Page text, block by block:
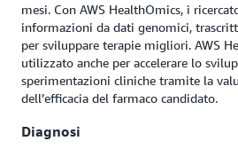
mesi. Con AWS HealthOmics, i
informazioni da dati genomici,
per sviluppare terapie migliori. AWS
utilizzato anche per accelerare lo
sperimentazioni cliniche tramite la
dell’efficacia del farmaco candidato.
Diagnosi